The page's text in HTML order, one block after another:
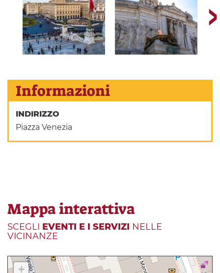
Informazioni
INDIRIZZO
Piazza Venezia
Mappa interattiva
SCEGLI EVENTI E I SERVIZI NELLE
VICINANZE
+